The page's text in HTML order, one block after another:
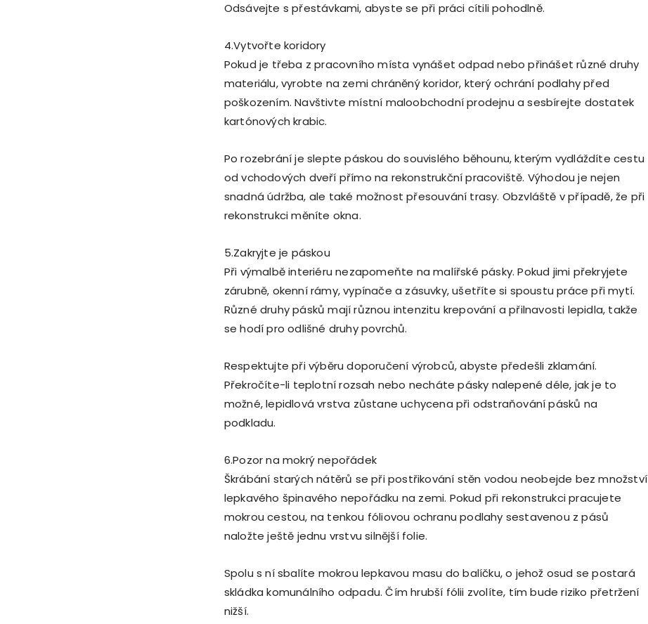
Odsávejte s přestávkami, abyste se při práci cítili pohodlně.
4.Vytvořte koridory
Pokud je třeba z pracovního místa vynášet odpad nebo přinášet různé druhy
materiálu, vyrobte na zemi chráněný koridor, který ochrání podlahy před
poškozením. Navštivte místní maloobchodní prodejnu a sesbírejte dostatek
kartónových krabic.
Po rozebrání je slepte páskou do souvislého běhounu, kterým vydláždíte cestu
od vchodových dveří přímo na rekonstrukční pracoviště. Výhodou je nejen
snadná údržba, ale také možnost přesouvání trasy. Obzvláště v případě, že při
rekonstrukci měníte okna.
5.Zakryjte je páskou
Při výmalbě interiéru nezapomeňte na malířské pásky. Pokud jimi překryjete
zárubně, okenní rámy, vypínače a zásuvky, ušetříte si spoustu práce při mytí.
Různé druhy pásků mají různou intenzitu krepování a přilnavosti lepidla, takže
se hodí pro odlišné druhy povrchů.
Respektujte při výběru doporučení výrobců, abyste předešli zklamání.
Překročíte-li teplotní rozsah nebo necháte pásky nalepené déle, jak je to
možné, lepidlová vrstva zůstane uchycena při odstraňování pásků na
podkladu.
6.Pozor na mokrý nepořádek
Škrábání starých nátěrů se při postřikování stěn vodou neobejde bez množství
lepkavého špinavého nepořádku na zemi. Pokud při rekonstrukci pracujete
mokrou cestou, na tenkou fóliovou ochranu podlahy sestavenou z pásů
naložte ještě jednu vrstvu silnější folie.
Spolu s ní sbalíte mokrou lepkavou masu do balíčku, o jehož osud se postará
skládka komunálního odpadu. Čím hrubší fólii zvolíte, tím bude riziko přetržení
nižší.